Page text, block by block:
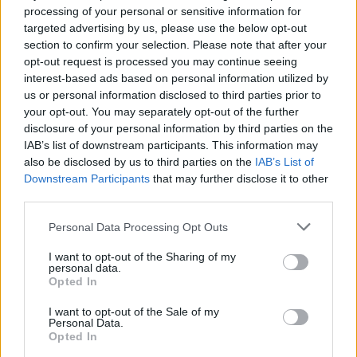
processing of your personal or sensitive information for
targeted advertising by us, please use the below opt-out
section to confirm your selection. Please note that after your
opt-out request is processed you may continue seeing
interest-based ads based on personal information utilized by
us or personal information disclosed to third parties prior to
your opt-out. You may separately opt-out of the further
disclosure of your personal information by third parties on the
IAB’s list of downstream participants. This information may
also be disclosed by us to third parties on the IAB’s List of
Downstream Participants that may further disclose it to other
Personal Data Processing Opt Outs
I want to opt-out of the Sharing of my
personal data.
Opted In
I want to opt-out of the Sale of my
Personal Data.
Opted In
gość
Tabletki
Mam problem nie wiem z kim się skontaktować,
może tutaj ktoś udzieli mi odpowiedzi na
pytanie. Biorę tabletki antykoncepcyjne ponad
rok. Ostatnio nie mogłam w żadnej aptece
dostać tych tabletek dlatego jedną pominęłam.
Dzień wcześniej miałam stosunek dlatego
pomyślałam że wezmę tabletkę po- ellaone.
tabletek anty razem z ellaone. Później nie brałam
upływie 5 dni wróciłam do anty, zrobiłam test
ciążowy i jedna kreska. Jestem teraz na 5
stosunek bez zabezpieczenia. Moje pytanie
brzmi, czy powinnam przez ten czas 7 dni robić
Forum:Antykoncepcja
gość
Ciaza
Niedomykalność zastawki trójdzielnej z falą
wsteczną 120cm /s 1 trymestr czy to cos
groznego
Forum:Ciąża - czy to możliwe? Wszystko o...